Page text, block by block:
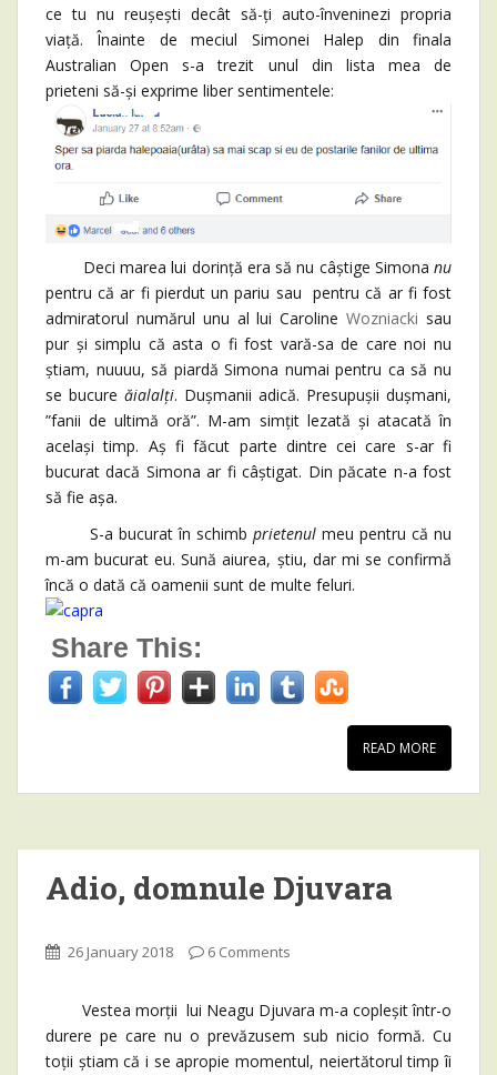
ce tu nu reușești decât să-ți auto-înveninezi propria
viață. Înainte de meciul Simonei Halep din finala
Australian Open s-a trezit unul din lista mea de
prieteni să-și exprime liber sentimentele:
Deci marea lui dorință era să nu câștige Simona nu
pentru că ar fi pierdut un pariu sau pentru că ar fi fost
admiratorul numărul unu al lui CarolineWozniacki sau
pur și simplu că asta o fi fost vară-sa de care noi nu
știam, nuuuu, să piardă Simona numai pentru ca să nu
se bucure ăialalți. Dușmanii adică. Presupușii dușmani,
”fanii de ultimă oră”. M-am simțit lezată și atacată în
același timp. Aș fi făcut parte dintre cei care s-ar fi
bucurat dacă Simona ar fi câștigat. Din păcate n-a fost
să fie așa.
S-a bucurat în schimb prietenul meu pentru că nu
m-am bucurat eu. Sună aiurea, știu, dar mi se confirmă
încă o dată că oamenii sunt de multe feluri.
Share This:
READ MORE
Adio, domnule Djuvara
26 January 2018 6 Comments
Vestea morții lui Neagu Djuvara m-a copleșit într-o
durere pe care nu o prevăzusem sub nicio formă. Cu
toții știam că i se apropie momentul, neiertătorul timp îi